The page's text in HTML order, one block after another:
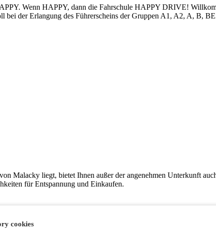
Wenn HAPPY, dann die Fahrschule HAPPY DRIVE!
bei der Erlangung des Führerscheins der Gruppen A1, A2, A, B,
Malacky liegt, bietet Ihnen außer der angenehmen Unterkunft
für Entspannung und Einkaufen.
auch xxl
cookies